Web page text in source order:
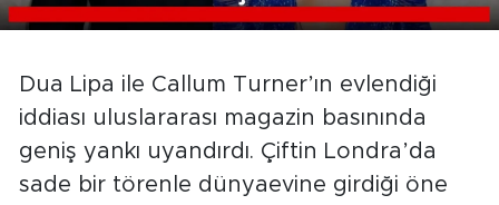
Dua Lipa ile Callum Turner’ın evlendiği
iddiası uluslararası magazin basınında
geniş yankı uyandırdı. Çiftin Londra’da
sade bir törenle dünyaevine girdiği öne